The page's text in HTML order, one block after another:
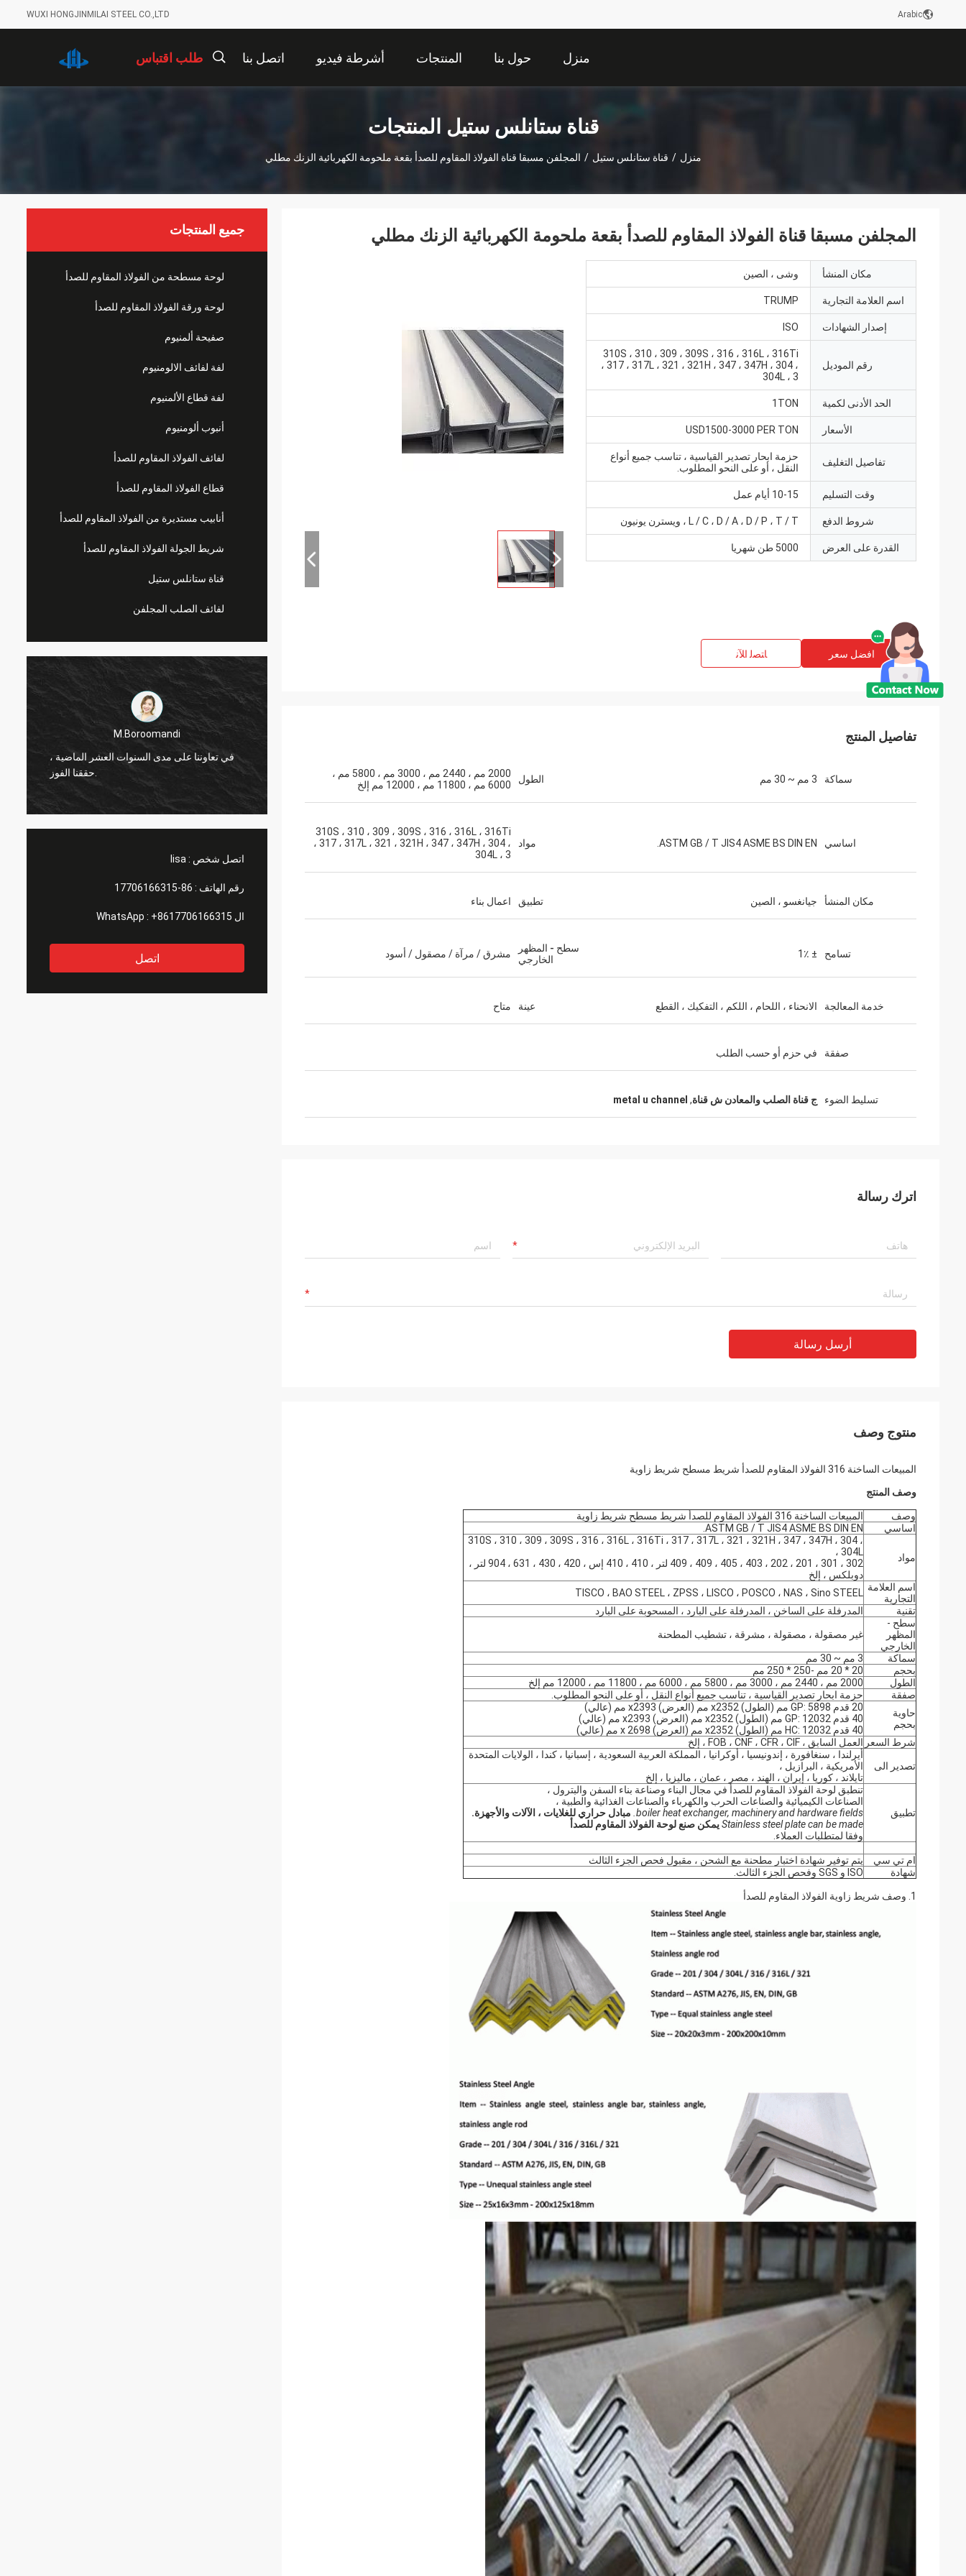
WUXI HONGJINMILAI STEEL CO.,LTD Arabic
منزل حول بنا المنتجات أشرطة فيديو اتصل بنا طلب اقتباس
قناة ستانلس ستيل المنتجات
منزل / قناة ستانلس ستيل / المجلفن مسبقا قناة الفولاذ المقاوم للصدأ بقعة ملحومة الكهربائية الزنك مطلي
جميع المنتجات
لوحة مسطحة من الفولاذ المقاوم للصدأ
لوحة ورقة الفولاذ المقاوم للصدأ
صفيحة ألمنيوم
لفة لفائف الالومنيوم
لفة قطاع الألمنيوم
أنبوب ألومنيوم
لفائف الفولاذ المقاوم للصدأ
قطاع الفولاذ المقاوم للصدأ
أنابيب مستديرة من الفولاذ المقاوم للصدأ
شريط الجولة الفولاذ المقاوم للصدأ
قناة ستانلس ستيل
لفائف الصلب المجلفن
M.Boroomandi
في تعاوننا على مدى السنوات العشر الماضية ،
اتصل شخص : lisa
رقم الهاتف : 86-17706166315
ال WhatsApp : +8617706166315
اتصل
المجلفن مسبقا قناة الفولاذ المقاوم للصدأ بقعة ملحومة الكهربائية الزنك مطلي
مكان المنشأ وشى ، الصين
اسم العلامة التجارية TRUMP
إصدار الشهادات ISO
رقم الموديل
310S ، 310 ، 309 ، 309S ، 316 ، 316L ، 316Ti
، 317 ، 317L ، 321 ، 321H ، 347 ، 347H ، 304 ،
304L ، 3
الحد الأدنى لكمية 1TON
الأسعار USD1500-3000 PER TON
تفاصيل التغليف
حزمة ابحار تصدير القياسية ، تناسب جميع أنواع
النقل ، أو على النحو المطلوب.
وقت التسليم 10-15 أيام عمل
شروط الدفع L / C ، D / A ، D / P ، T / T ، ويسترن يونيون
القدرة على العرض 5000 طن شهريا
افضل سعر ﺎﺘﺼﻟ ﺍﻶﻧ
تفاصيل المنتج
سماكة 3 مم ~ 30 مم الطول
2000 مم ، 2440 مم ، 3000 مم ، 5800 مم ،
6000 مم ، 11800 مم ، 12000 مم إلخ
اساسي ASTM GB / T JIS4 ASME BS DIN EN. مواد
310S ، 310 ، 309 ، 309S ، 316 ، 316L ، 316Ti
، 317 ، 317L ، 321 ، 321H ، 347 ، 347H ، 304 ،
304L ، 3
مكان المنشأ جيانغسو ، الصين تطبيق اعمال بناء
تسامح ± 1٪
سطح - المظهر
الخارجي
مشرق / مرآة / مصقول / أسود
خدمة المعالجة الانحناء ، اللحام ، اللكم ، التفكيك ، القطع عينة متاح
صفقة في حزم أو حسب الطلب
تسليط الضوء ج قناة الصلب والمعادن ش قناة,
metal u channel
اترك رسالة
أرسل رسالة
منتوج وصف
المبيعات الساخنة 316 الفولاذ المقاوم للصدأ شريط مسطح شريط زاوية
وصف المنتج
وصف
المبيعات الساخنة 316 الفولاذ المقاوم للصدأ شريط مسطح شريط زاوية
اساسي
ASTM GB / T JIS4 ASME BS DIN EN.
مواد
310S ، 310 ، 309 ، 309S ، 316 ، 316L ، 316Ti ، 317 ، 317L ، 321 ، 321H ، 347 ، 347H ، 304 ،
304L ،
302 ، 301 ، 201 ، 202 ، 403 ، 405 ، 409 ، 409 لتر ، 410 ، 410 إس ، 420 ، 430 ، 631 ، 904 لتر ،
دوبلكس ، إلخ
اسم العلامة
التجارية
TISCO ، BAO STEEL ، ZPSS ، LISCO ، POSCO ، NAS ، Sino STEEL
تقنية
المدرفلة على الساخن ، المدرفلة على البارد ، المسحوبة على البارد
سطح -
المظهر
الخارجي
غير مصقولة ، مصقولة ، مشرقة ، تشطيب المطحنة
سماكة
3 مم ~ 30 مم
بحجم
20 * 20 مم -250 * 250 مم
الطول
2000 مم ، 2440 مم ، 3000 مم ، 5800 مم ، 6000 مم ، 11800 مم ، 12000 مم إلخ
صفقة
حزمة ابحار تصدير القياسية ، تناسب جميع أنواع النقل ، أو على النحو المطلوب.
حاوية
بحجم
20 قدم GP: 5898 مم (الطول) x2352 مم (العرض) x2393 مم (عالي)
40 قدم GP: 12032 مم (الطول) x2352 مم (العرض) x2393 مم (عالي)
40 قدم HC: 12032 مم (الطول) x2352 مم (العرض) x 2698 مم (عالي)
شرط السعر العمل السابق ، FOB ، CNF ، CFR ، CIF ، إلخ
تصدير الى
أيرلندا ، سنغافورة ، إندونيسيا ، أوكرانيا ، المملكة العربية السعودية ، إسبانيا ، كندا ، الولايات المتحدة
الأمريكية ، البرازيل ،
تايلاند ، كوريا ، إيران ، الهند ، مصر ، عمان ، ماليزيا ، إلخ
تطبيق
تنطبق لوحة الفولاذ المقاوم للصدأ في مجال البناء وصناعة بناء السفن والبترول ،
الصناعات الكيميائية والصناعات الحرب والكهرباء والصناعات الغذائية والطبية ،
boiler heat exchanger, machinery and hardware fields. مبادل حراري للغلايات ، الآلات والأجهزة.
Stainless steel plate can be madeيمكن صنع لوحة الفولاذ المقاوم للصدأ
وفقا لمتطلبات العملاء.
ام تي سي
يتم توفير شهادة اختبار مطحنة مع الشحن ، مقبول فحص الجزء الثالث
شهادة
ISO و SGS وفحص الجزء الثالث.
1. وصف شريط زاوية الفولاذ المقاوم للصدأ